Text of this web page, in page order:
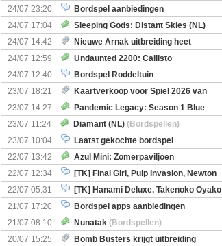
Uitbreiding: Wyrd Encounters(Bordspellen)
24/07 23:20
Bordspel aanbiedingen
24/07 17:04
Sleeping Gods: Distant Skies (NL)
(Bordspellen)
24/07 14:42
Nieuwe Arnak uitbreiding heet
Surprise Shipments
24/07 12:59
Undaunted 2200: Callisto
(Bordspellen)
24/07 12:40
Bordspel Roddeltuin
23/07 18:21
Kaartverkoop voor Spiel 2026 van
start
23/07 14:27
Pandemic Legacy: Season 1 Blue
(Bordspellen)
23/07 11:24 Diamant (NL) (Bordspellen)
23/07 10:04
Laatst gekochte bordspel
22/07 13:42
Azul Mini: Zomerpaviljoen
(Bordspellen)
22/07 12:34
[TK] Final Girl, Pulp Invasion, Newton
& Great Discoveries
22/07 05:31
[TK] Hanami Deluxe, Takenoko Oyako
bigbox
21/07 17:20
Bordspel apps aanbiedingen
21/07 08:10
Nunatak (Bordspellen)
20/07 15:25
Bomb Busters krijgt uitbreiding